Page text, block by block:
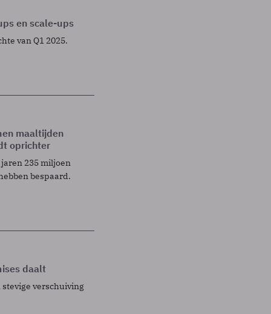
en scale-ups
van Q1 2025.
maaltijden
oprichter
jaren 235 miljoen
bespaard.
daalt
verschuiving